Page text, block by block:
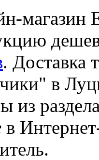
магазин
. Доставка
в
из
в